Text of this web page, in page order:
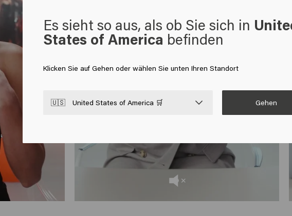
Es sieht so aus, als ob Sie sich in
States of America befinden
Klicken Sie auf Gehen oder wählen Sie unten Ihren Standort
🇺🇸 United States of America 🛒 Gehen